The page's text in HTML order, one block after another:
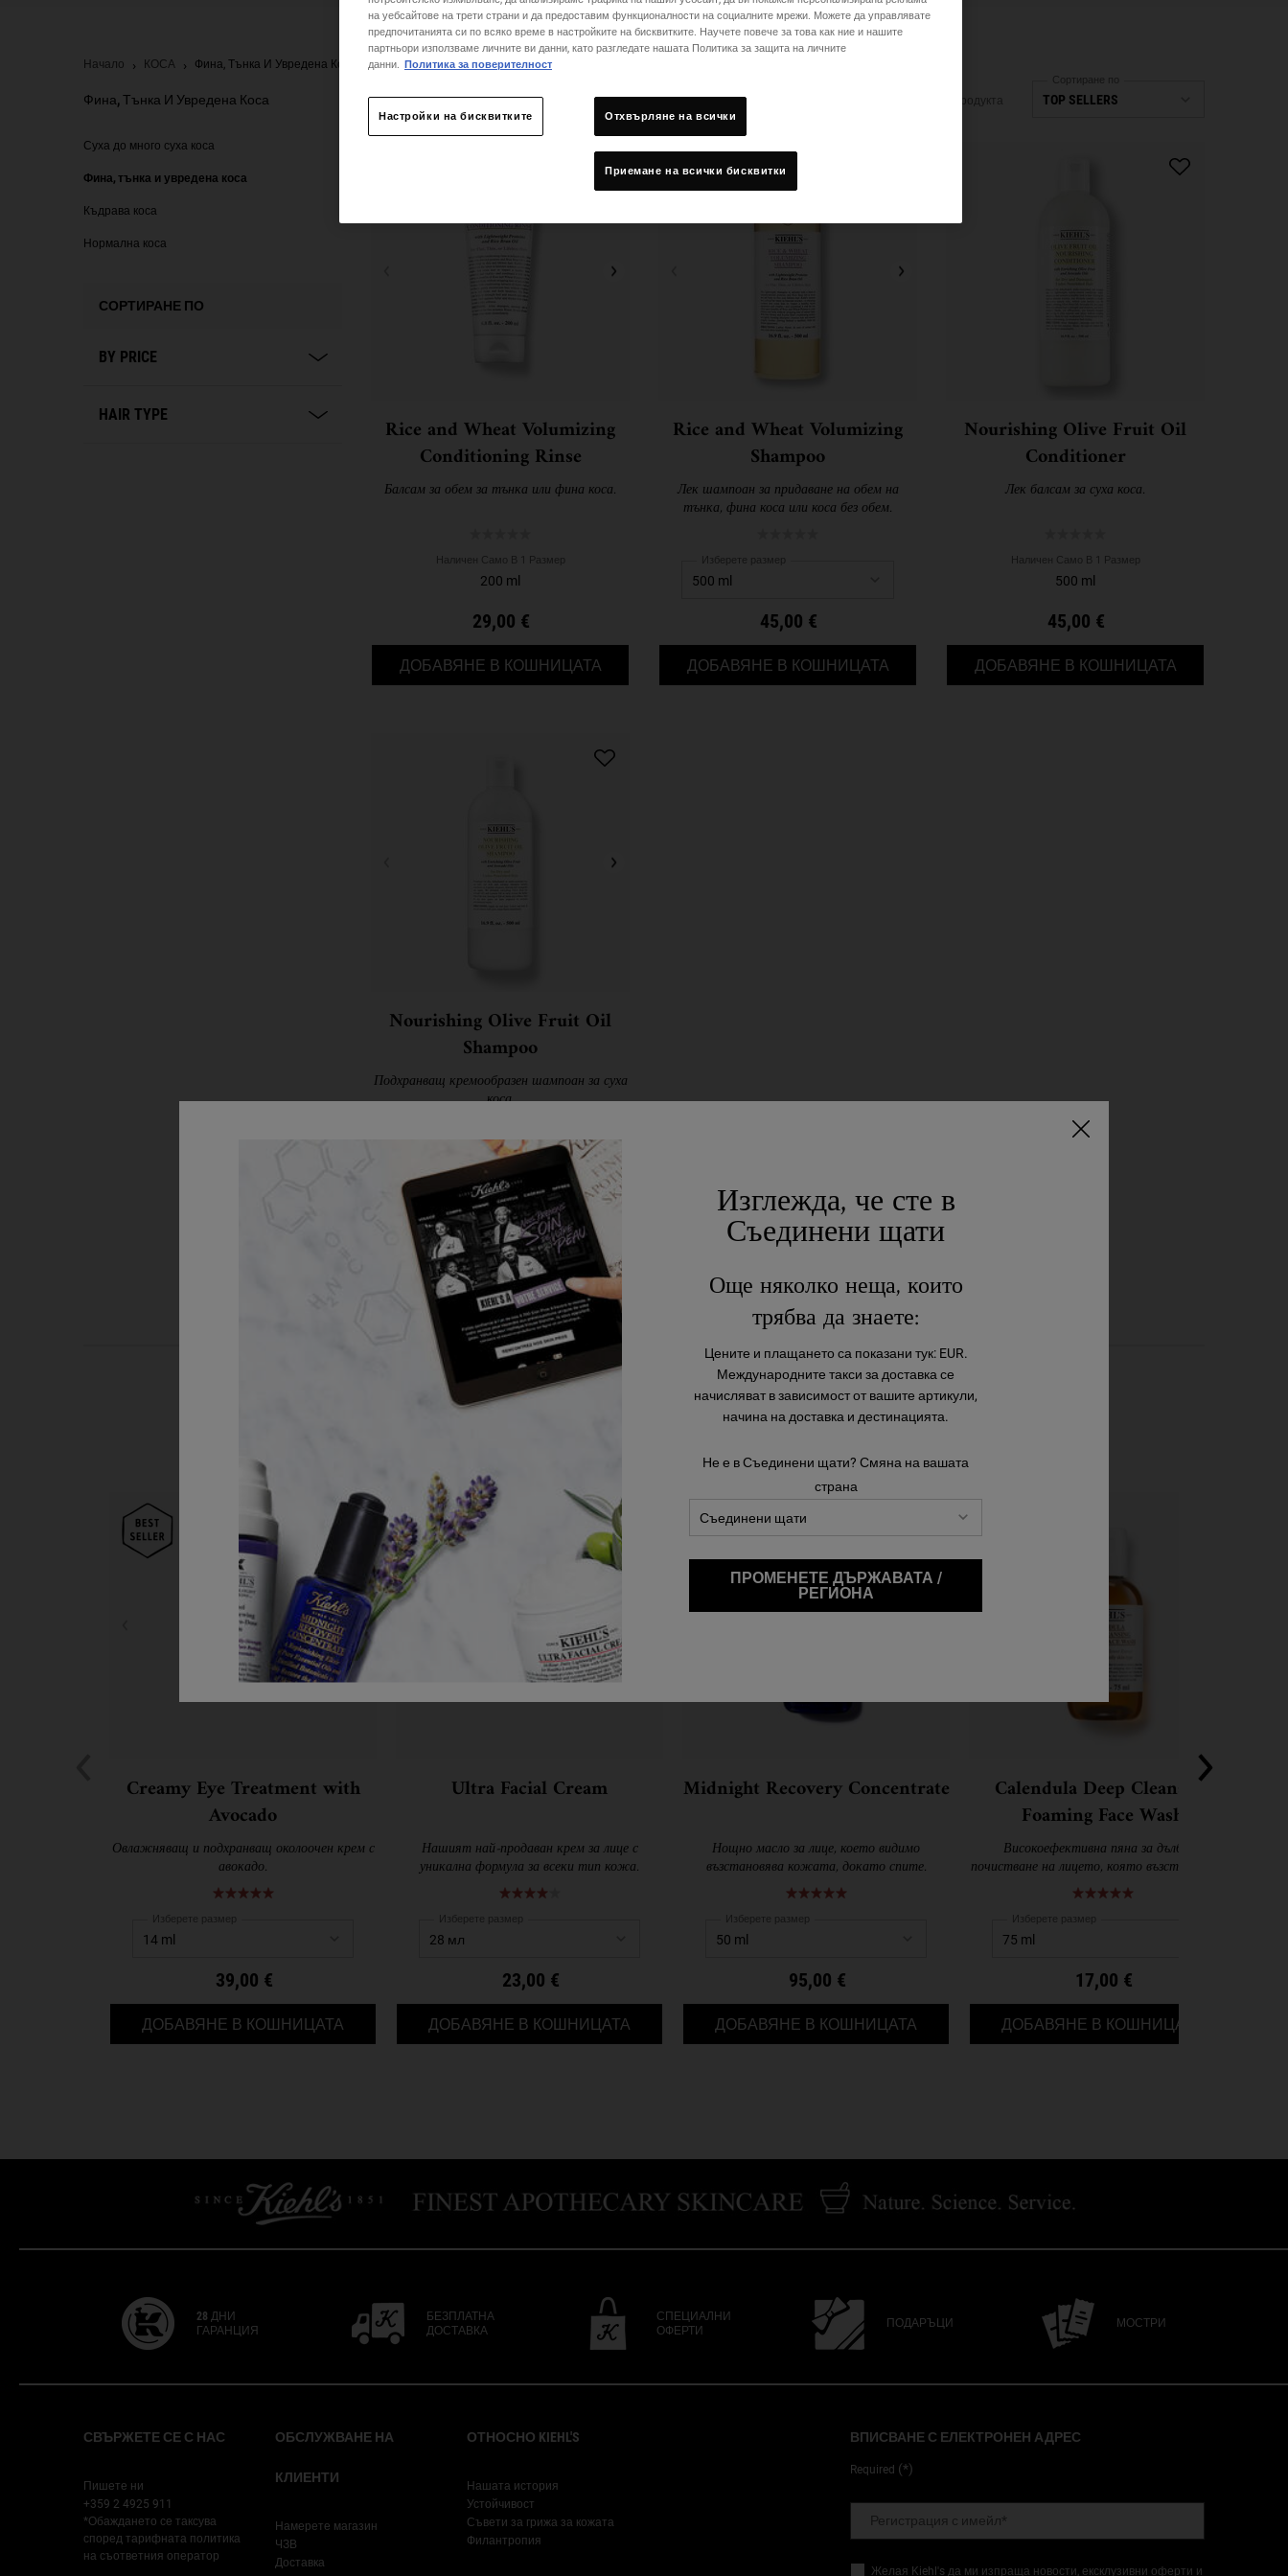
Начало КОСА Фина, Тънка И Увредена Коса
Фина, Тънка И Увредена Коса 4 Продукта
Сортиране по
Фина, тънка и увредена коса
Суха до много суха коса
Фина, тънка и увредена коса
Къдрава коса
Нормална коса
СОРТИРАНЕ ПО
BY PRICE
HAIR TYPE
Rice and Wheat Volumizing
Conditioning Rinse
Балсам за обем за тънка или фина коса.
Наличен Само В 1 Размер
200 ml
29,00 €
ДОБАВЯНЕ В КОШНИЦАТА RICE AND WHEAT VOLUMIZING CONDITIONING RINSE
Rice and Wheat Volumizing
Shampoo
Лек шампоан за придаване на обем на
тънка, фина коса или коса без обем.
Изберете размер
45,00 €
ДОБАВЯНЕ В КОШНИЦАТА RICE AND WHEAT VOLUMIZING SHAMPOO
Nourishing Olive Fruit Oil
Conditioner
Лек балсам за суха коса.
Наличен Само В 1 Размер
500 ml
45,00 €
ДОБАВЯНЕ В КОШНИЦАТА
Nourishing Olive Fruit Oil
Shampoo
Подхранващ кремообразен шампоан за суха
коса.
Наличен Само В 1 Размер
500 ml
45,00 €
ДОБАВЯНЕ В КОШНИЦАТА NOURISHING OLIVE FRUIT OIL SHAMPOO
Препоръчани продукти
Creamy Eye Treatment with
Avocado
Овлажняващ и подхранващ околоочен крем с
авокадо.
Изберете размер
39,00 €
ДОБАВЯНЕ В КОШНИЦАТА CREAMY EYE TREATMENT WITH AVOCADO
Ultra Facial Cream
Нашият най-продаван крем за лице с
уникална формула за всеки тип кожа.
Изберете размер
23,00 €
ДОБАВЯНЕ В КОШНИЦАТА ULTRA FACIAL CREAM
Midnight Recovery Concentrate
Нощно масло за лице, което видимо
възстановява кожата, докато спите.
Изберете размер
95,00 €
ДОБАВЯНЕ В КОШНИЦАТА MIDNIGHT RECOVERY CONCENTRATE
Calendula Deep Cleansing
Foaming Face Wash
Високоефективна пяна за дълбоко
почистване на лицето, която възстановява и
успокоява кожата.
Изберете размер
17,00 €
ДОБАВЯНЕ В КОШНИЦАТА
28 ДНИ
ГАРАНЦИЯ
БЕЗПЛАТНА
ДОСТАВКА
СПЕЦИАЛНИ
ОФЕРТИ
ПОДАРЪЦИ МОСТРИ
СВЪРЖЕТЕ СЕ С НАС
Пишете ни
+359 2 4925 911
*Обаждането се таксува
според тарифната политика
на съответния оператор
ОБСЛУЖВАНЕ НА
КЛИЕНТИ
Намерете магазин
ЧЗВ
Доставка
ОТНОСНО KIEHL'S
Нашата история
Устойчивост
Съвети за грижа за кожата
Филантропия
ВПИСВАНЕ С ЕЛЕКТРОНЕН АДРЕС
Required (*)
Регистрация с имейл*
Желая Kiehl's да ми изпраща новости, ексклузивни оферти и
на уебсайтове на трети страни и да предоставим функционалности на социалните мрежи. Можете да управлявате
предпочитанията си по всяко време в настройките на бисквитките. Научете повече за това как ние и нашите
партньори използваме личните ви данни, като разгледате нашата Политика за защита на личните
данни. Политика за поверителност
Настройки на бисквитките Отхвърляне на всички
Приемане на всички бисквитки
Изглежда, че сте в
Съединени щати
Още няколко неща, които
трябва да знаете:
Цените и плащането са показани тук: EUR.
Международните такси за доставка се
начисляват в зависимост от вашите артикули,
начина на доставка и дестинацията.
Не е в Съединени щати? Смяна на вашата
страна
ПРОМЕНЕТЕ ДЪРЖАВАТА /
РЕГИОНА